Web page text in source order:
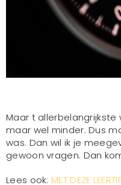
Maar t allerbelangrijkste
maar wel minder. Dus
was. Dan wil ik je
gewoon vragen. Dan
Lees ook: MET DEZE